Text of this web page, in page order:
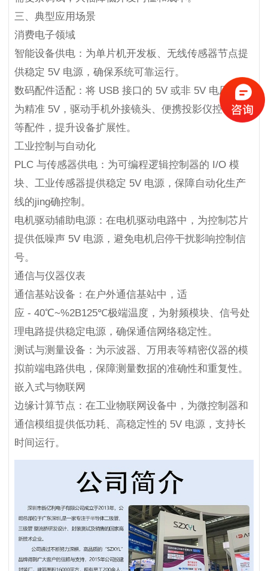
三、典型应用场景
消费电子领域
智能设备供电：为单片机开发板、无线传感器节点提
供稳定 5V 电源，确保系统可靠运行。
数码配件适配：将 USB 接口的 5V 或非 5V 电压转换
为精准 5V，驱动手机外接镜头、便携投影仪控制芯片
等配件，提升设备扩展性。
工业控制与自动化
PLC 与传感器供电：为可编程逻辑控制器的 I/O 模
块、工业传感器提供稳定 5V 电源，保障自动化生产
线的jing确控制。
电机驱动辅助电源：在电机驱动电路中，为控制芯片
提供低噪声 5V 电源，避免电机启停干扰影响控制信
号。
通信与仪器仪表
通信基站设备：在户外通信基站中，适
应 - 40℃~%2B125℃极端温度，为射频模块、信号处
理电路提供稳定电源，确保通信网络稳定性。
测试与测量设备：为示波器、万用表等精密仪器的模
拟前端电路供电，保障测量数据的准确性和重复性。
嵌入式与物联网
边缘计算节点：在工业物联网设备中，为微控制器和
通信模组提供低功耗、高稳定性的 5V 电源，支持长
时间运行。